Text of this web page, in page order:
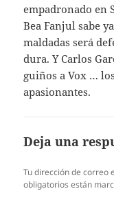
empadronado en
Bea Fanjul sabe
maldadas será
dura. Y Carlos
guiños a Vox …
apasionantes.
Deja una
Tu dirección de correo
obligatorios están